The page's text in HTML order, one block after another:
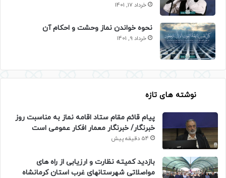
خرداد 17, 1401
نحوه خواندن نماز وحشت و احکام آن
خرداد 9, 1401
نوشته های تازه
پیام قائم مقام ستاد اقامه نماز به مناسبت روز
خبرنگار/ خبرنگار معمار افکار عمومی است
54 دقیقه پیش
بازدید کمیته نظارت و ارزیابی از راه های
مواصلاتی شهرستانهای غرب استان کرمانشاه